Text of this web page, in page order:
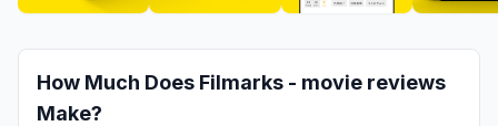
How Much Does Filmarks - movie reviews
Make?